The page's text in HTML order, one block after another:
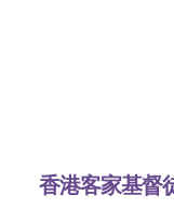
香港客家基